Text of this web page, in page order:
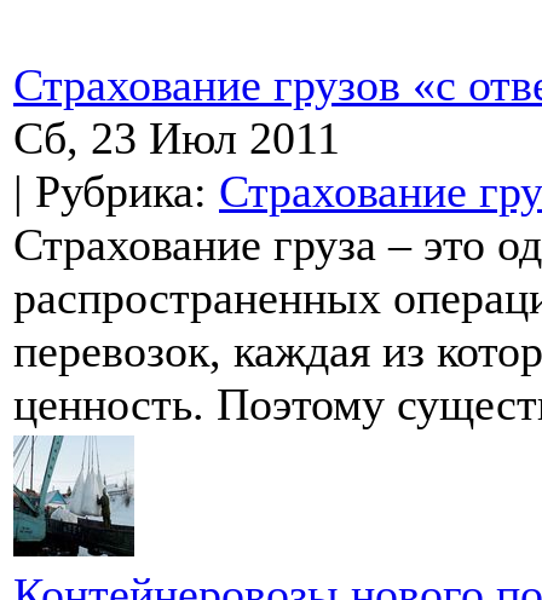
Страхование грузов «с
Сб, 23 Июл 2011
| Рубрика: Страхование
Страхование груза – это
распространенных
перевозок, каждая из
ценность. Поэтому